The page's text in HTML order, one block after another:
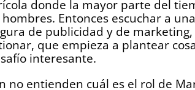
donde la mayor parte del
Entonces escuchar a
de publicidad y de
que empieza a plantear
interesante.
no entienden cuál es el rol de